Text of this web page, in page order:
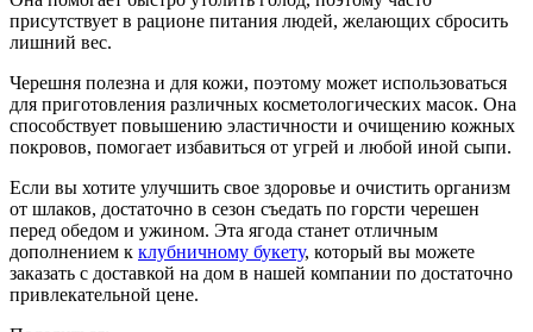
присутствует в рационе питания людей, желающих сбросить
лишний вес.
Черешня полезна и для кожи, поэтому может использоваться
для приготовления различных косметологических масок. Она
способствует повышению эластичности и очищению кожных
покровов, помогает избавиться от угрей и любой иной сыпи.
Если вы хотите улучшить свое здоровье и очистить организм
от шлаков, достаточно в сезон съедать по горсти черешен
перед обедом и ужином. Эта ягода станет отличным
дополнением к клубничному букету, который вы можете
заказать с доставкой на дом в нашей компании по достаточно
привлекательной цене.